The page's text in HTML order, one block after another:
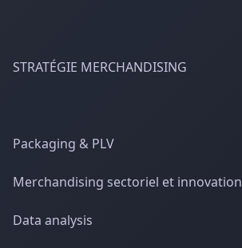
STRATÉGIE MERCHANDISING
Packaging & PLV
Merchandising sectoriel et innovation
Data analysis